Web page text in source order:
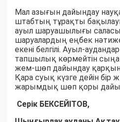
Мал азығын дайындау
штабтың тұрақты
ауыл шаруашылығы
шаруалардың еңбек
екені белгілі. Ауыл-
тапшылық көрмейтін
жем-шөп дайындау
Қара суық күзге дейін
жарымдық шөп қоры дайын
Серік БЕКСЕЙІТОВ,